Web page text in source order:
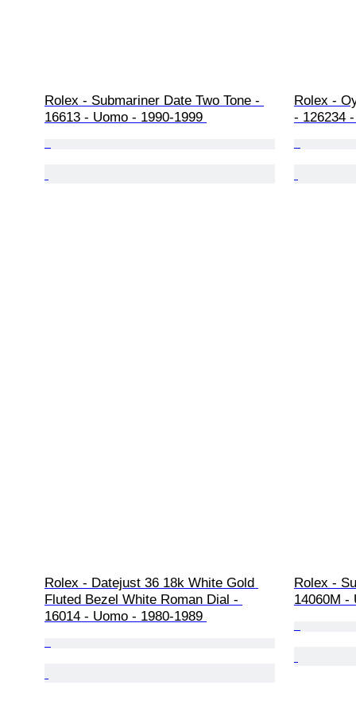
Rolex - Submariner Date Two Tone -
16613 - Uomo - 1990-1999
Rolex -
- 126234
Rolex - Datejust 36 18k White Gold
Fluted Bezel White Roman Dial -
16014 - Uomo - 1980-1989
Rolex -
14060M -